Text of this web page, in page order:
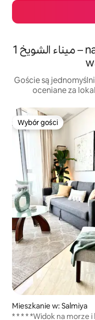
ميناء الشويخ 1 – najlepiej oceniane pobyty
Goście są
oceniane za
Wybór gości
Wybór gości
Mieszkanie w: Salmiya
* * * * *Widok na morze i